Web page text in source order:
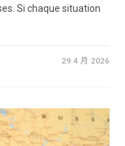
Si chaque situation
29 4 月 2026